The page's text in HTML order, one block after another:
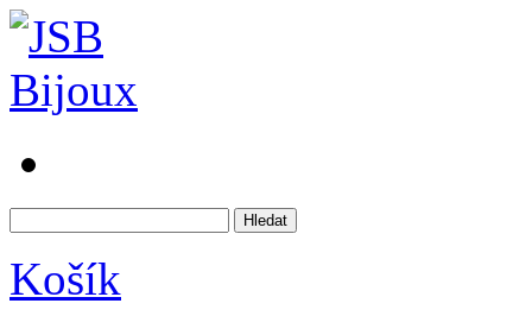
Košík